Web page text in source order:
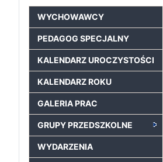
WYCHOWAWCY
PEDAGOG SPECJALNY
KALENDARZ UROCZYSTOŚCI
KALENDARZ ROKU
GALERIA PRAC
GRUPY PRZEDSZKOLNE
WYDARZENIA